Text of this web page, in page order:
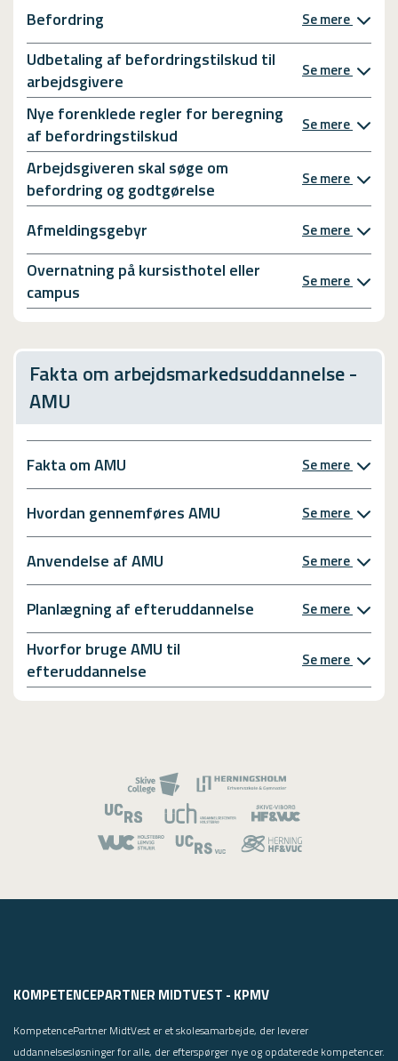
Befordring Se mere
Udbetaling af befordringstilskud til
arbejdsgivere
Se mere
Nye forenklede regler for beregning
af befordringstilskud
Se mere
Arbejdsgiveren skal søge om
befordring og godtgørelse
Se mere
Afmeldingsgebyr Se mere
Overnatning på kursisthotel eller
campus
Se mere
Fakta om arbejdsmarkedsuddannelse -
AMU
Fakta om AMU Se mere
Hvordan gennemføres AMU Se mere
Anvendelse af AMU Se mere
Planlægning af efteruddannelse Se mere
Hvorfor bruge AMU til
efteruddannelse
Se mere
KOMPETENCEPARTNER MIDTVEST - KPMV
KompetencePartner MidtVest er et skolesamarbejde, der leverer
uddannelsesløsninger for alle, der efterspørger nye og opdaterede kompetencer.